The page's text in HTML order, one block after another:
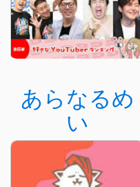
あらなるめ
い